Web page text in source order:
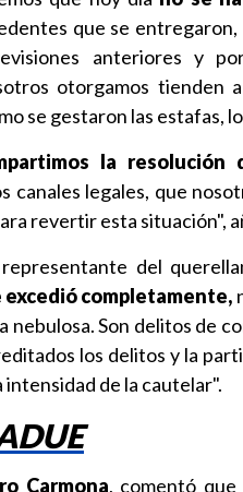
que se
anteriores y
otorgamos tienden
se gestaron las estafas,
la
canales legales, que
revertir esta situación",
del
completamente,
nebulosa. Son delitos de
los delitos y la
intensidad de la cautelar".
Carmona, comentó